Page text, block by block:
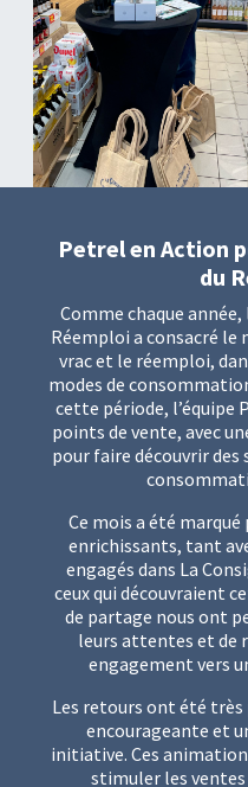
Petrel en Action
du
Comme chaque année,
Réemploi a consacré le
vrac et le réemploi,
modes de
cette période, l’équipe
points de vente, avec
pour faire découvrir
Ce mois a été
enrichissants, tant
engagés dans La
ceux qui découvraient
de partage nous ont
leurs attentes et de
engagement vers
Les retours ont été très
encourageante et
initiative. Ces
stimuler les